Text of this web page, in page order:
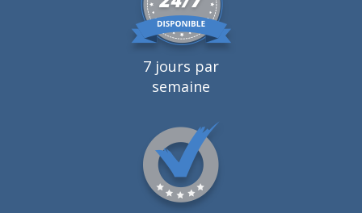
7 jours par
semaine